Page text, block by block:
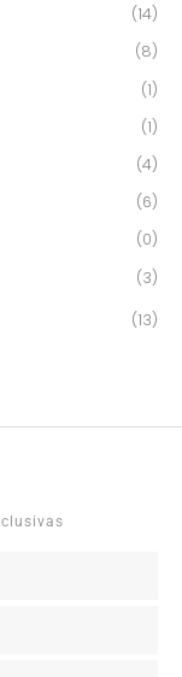
(14)
(8)
(1)
(1)
(4)
(6)
(0)
(3)
(13)